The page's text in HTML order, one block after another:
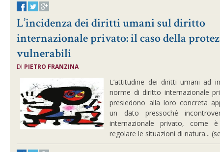
L’incidenza dei diritti umani sul diritto
internazionale privato: il caso della
vulnerabili
DI PIETRO FRANZINA
L’attitudine dei diritti umani ad
norme di diritto internazionale
presiedono alla loro concreta
un dato pressoché
internazionale privato, come
regolare le situazioni di natura...